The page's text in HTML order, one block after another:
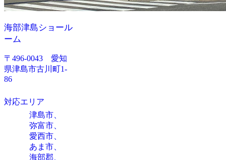
海部津島ショール
ーム
〒496-0043 愛知
県津島市古川町1-
86
対応エリア
津島市、
弥富市、
愛西市、
あま市、
海部郡、